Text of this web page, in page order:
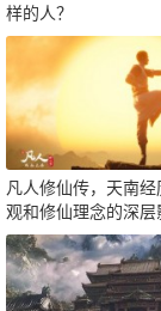
样的人？
凡人修仙传，天南
观和修仙理念的深层